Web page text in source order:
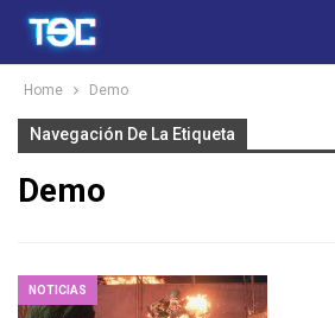
Home Demo
Navegación De La Etiqueta
Demo
NOTICIAS